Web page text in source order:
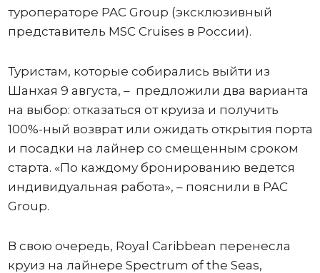
туроператоре PAC Group (эксклюзивный
представитель MSC Cruises в России).
Туристам, которые собирались выйти из
Шанхая 9 августа, – предложили два варианта
на выбор: отказаться от круиза и получить
100%-ный возврат или ожидать открытия порта
и посадки на лайнер со смещенным сроком
старта. «По каждому бронированию ведется
индивидуальная работа», – пояснили в PAC
Group.
В свою очередь, Royal Caribbean перенесла
круиз на лайнере Spectrum of the Seas,